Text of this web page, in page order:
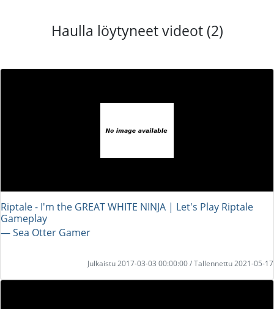
Haulla löytyneet videot (2)
Riptale - I'm the GREAT WHITE NINJA | Let's Play Riptale
Gameplay
― Sea Otter Gamer
Julkaistu 2017-03-03 00:00:00 / Tallennettu 2021-05-17